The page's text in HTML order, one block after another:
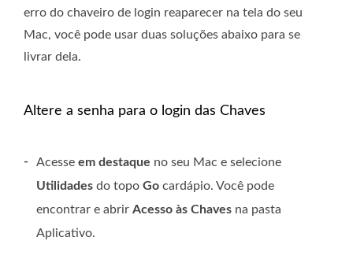
erro do chaveiro de login reaparecer na tela do seu
Mac, você pode usar duas soluções abaixo para se
livrar dela.
Altere a senha para o login das Chaves
- Acesse em destaque no seu Mac e selecione
Utilidades do topo Go cardápio. Você pode
encontrar e abrir Acesso às Chaves na pasta
Aplicativo.